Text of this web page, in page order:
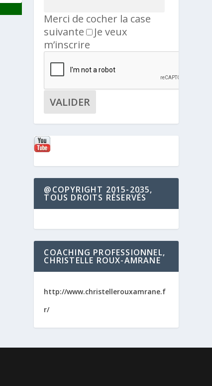
Merci de cocher la case
suivante
Je veux
m’inscrire
@COPYRIGHT 2015-2035,
TOUS DROITS RÉSERVÉS
COACHING PROFESSIONNEL,
CHRISTELLE ROUX-AMRANE
http://www.christellerouxamrane.f
r/